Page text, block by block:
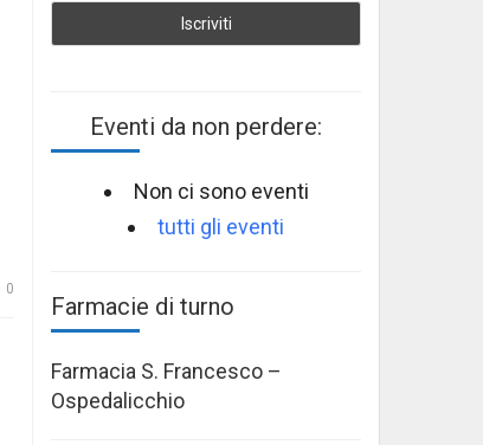
0
Eventi da non perdere:
Non ci sono eventi
tutti gli eventi
Farmacie di turno
Farmacia S. Francesco –
Ospedalicchio